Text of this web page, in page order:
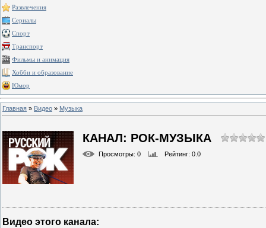
Развлечения
Сериалы
Спорт
Транспорт
Фильмы и анимация
Хобби и образование
Юмор
Главная » Видео » Музыка
КАНАЛ: РОК-МУЗЫКА
Просмотры: 0 Рейтинг: 0.0
Видео этого канала: